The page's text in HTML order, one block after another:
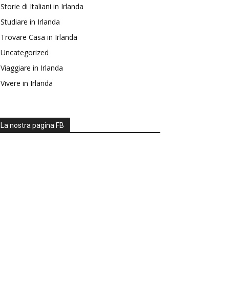
Storie di Italiani in Irlanda
Studiare in Irlanda
Trovare Casa in Irlanda
Uncategorized
Viaggiare in Irlanda
Vivere in Irlanda
La nostra pagina FB